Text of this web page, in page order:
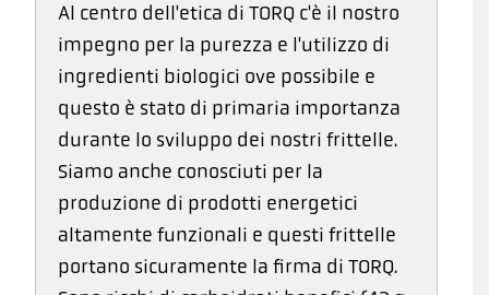
Al centro dell'etica di TORQ c'è il nostro
impegno per la purezza e l'utilizzo di
ingredienti biologici ove possibile e
questo è stato di primaria importanza
durante lo sviluppo dei nostri frittelle.
Siamo anche conosciuti per la
produzione di prodotti energetici
altamente funzionali e questi frittelle
portano sicuramente la firma di TORQ.